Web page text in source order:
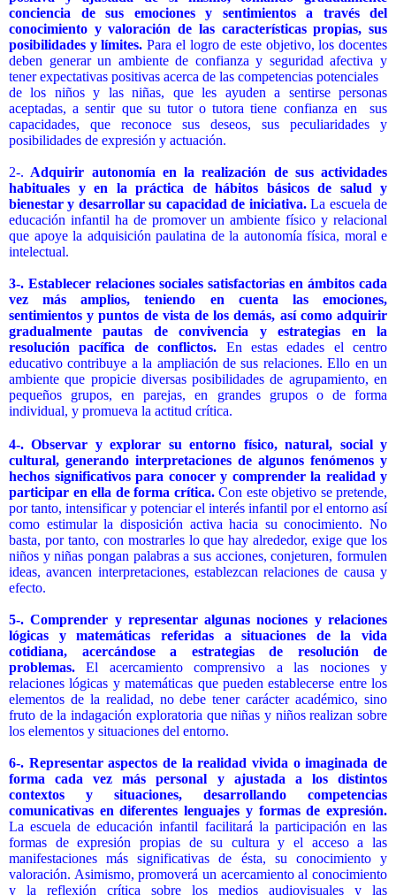
conciencia de sus emociones y sentimientos a través del
conocimiento y valoración de las características propias, sus
posibilidades y límites.Para el logro de este objetivo, los docentes
deben generar un ambiente de confianza y seguridad afectiva y
tener expectativas positivas acerca de las competencias potenciales
de los niños y las niñas, que les ayuden a sentirse personas
aceptadas, a sentir que su tutor o tutora tiene confianza en
sus
capacidades, que reconoce sus deseos, sus peculiaridades y
posibilidades de expresión y actuación.
2-. Adquirir autonomía en la realización de sus actividades
habituales y en la práctica de hábitos básicos de salud y
bienestar y desarrollar su capacidad de iniciativa.La escuela de
educación infantil ha de promover un ambiente físico y relacional
que apoye la adquisición paulatina de la autonomía física, moral e
intelectual.
3-. Establecer relaciones sociales satisfactorias en ámbitos cada
vez más amplios, teniendo en cuenta las emociones,
sentimientos y puntos de vista de los demás, así como adquirir
gradualmente pautas de convivencia y estrategias en la
resolución pacífica de conflictos. En estas edades el centro
educativo contribuye a la ampliación de sus relaciones. Ello en un
ambiente que propicie diversas posibilidades de agrupamiento, en
pequeños grupos, en parejas, en grandes grupos o de forma
individual, y promueva la actitud crítica.
4-. Observar y explorar su entorno físico, natural, social y
cultural, generando interpretaciones de algunos fenómenos y
hechos significativos para conocer y comprender la realidad y
participar en ella de forma crítica. Con este objetivo se pretende,
por tanto, intensificar y potenciar el interés infantil por el entorno así
como estimular la disposición activa hacia su conocimiento. No
basta, por tanto, con mostrarles lo que hay alrededor, exige que los
niños y niñas pongan palabras a sus acciones, conjeturen, formulen
ideas, avancen interpretaciones, establezcan relaciones de causa y
efecto.
5-. Comprender y representar algunas nociones y relaciones
lógicas y matemáticas referidas a situaciones de la vida
cotidiana, acercándose a estrategias de resolución de
problemas.El acercamiento comprensivo a las nociones y
relaciones lógicas y matemáticas que pueden establecerse entre los
elementos de la realidad, no debe tener carácter académico, sino
fruto de la indagación exploratoria que niñas y niños realizan sobre
los elementos y situaciones del entorno.
6-. Representar aspectos de la realidad vivida o imaginada de
forma cada vez más personal y ajustada a los distintos
contextos y situaciones, desarrollando competencias
comunicativas en diferentes lenguajes y formas de expresión.
La escuela de educación infantil facilitará la participación en las
formas de expresión propias de su cultura y el acceso a las
manifestaciones más significativas de ésta, su conocimiento y
valoración. Asimismo, promoverá un acercamiento al conocimiento
y la reflexión crítica sobre los medios audiovisuales y las